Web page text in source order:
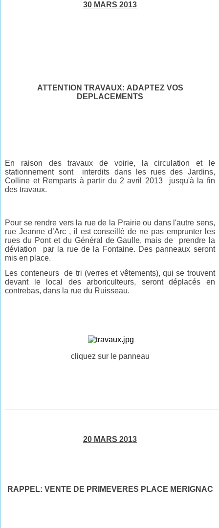
30 MARS 2013
ATTENTION TRAVAUX: ADAPTEZ VOS
DEPLACEMENTS
En raison des travaux de voirie, la circulation et le
stationnement sont
interdits dans les rues des Jardins,
Colline et Remparts à partir du 2 avril 2013 jusqu'à la fin
des travaux.
Pour se rendre vers la rue de la Prairie ou dans l'autre sens,
rue Jeanne d’Arc , il est conseillé de ne pas emprunter les
rues du Pont et du Général de Gaulle, mais de
prendre la
déviation
par la rue de la Fontaine. Des panneaux seront
mis en place.
Les conteneurs
de tri (verres et vêtements), qui se trouvent
devant le local des arboriculteurs, seront déplacés en
contrebas, dans la rue du Ruisseau.
cliquez sur le panneau
20 MARS 2013
RAPPEL: VENTE DE PRIMEVERES PLACE MERIGNAC